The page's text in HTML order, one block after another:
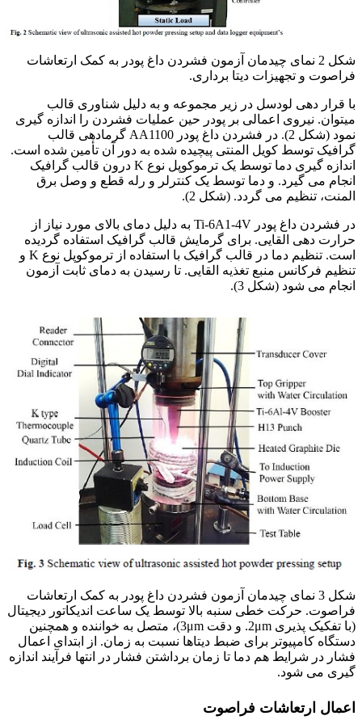
شکل 2 نمای چیدمان آزمون فشردن داغ پودر به کمک ارتعاشات
فراصوت و تجهیزات دیتا برداری.
با قرار دهی لودسل در زیر مجموعه و به دلیل شناوری قالب
میتوان. نیروی اعمالی بر پودر حین عملیات فشردن را اندازه گیری
نمود (شکل 2). در فشردن داغ پودر AA1100 گرمادهی قالب
گرافیک توسط کویل المنتی پیچیده شده به دور آن تأمین شده است.
اندازه گیری دما توسط یک ترموکوپل نوع K درون قالب گرافیک
انجام می گیرد. و دما توسط یک کنترلر و رله قطع و وصل برق
المنت، تنظیم می گردد. (شکل 2).
در فشردن داغ پودر Ti-6A1-4V به دلیل دمای بالای مورد نیاز از
حرارت دهی القایی. برای گرمایش قالب گرافیک استفاده گردیده
است. تنظیم دما در قالب گرافیک با استفاده از ترموکوپل نوع K و
تنظیم فرکانس منبع تغذیه القایی. تا رسیدن به دمای ثابت آزمون
انجام می شود (شکل 3).
شکل 3 نمای چیدمان آزمون فشردن داغ پودر به کمک ارتعاشات
فراصوت. حرکت خطی سنبه بالا توسط یک ساعت اندیکاتور دیجیتال
(با تفکیک پذیری 2μm. و دقت 3μm)، متصل به خواننده و همچنین
دستگاه کامپیوتر برای ضبط دیتاها نسبت به زمان. از ابتدای اعمال
فشار در شرایط هم دما تا زمان برداشتن فشار در انتها فرآیند اندازه
گیری می شود.
اعمال ارتعاشات فراصوت